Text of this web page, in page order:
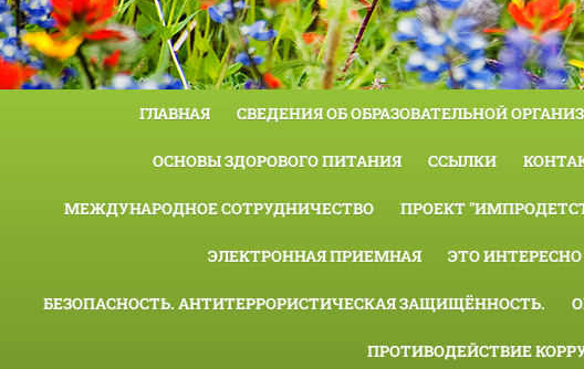
ГЛАВНАЯ СВЕДЕНИЯ ОБ ОБРАЗОВАТЕЛЬНОЙ
ОСНОВЫ ЗДОРОВОГО ПИТАНИЯ ССЫЛКИ
МЕЖДУНАРОДНОЕ СОТРУДНИЧЕСТВО ПРОЕКТ
ЭЛЕКТРОННАЯ ПРИЕМНАЯ ЭТО ИНТЕРЕСНО
БЕЗОПАСНОСТЬ. АНТИТЕРРОРИСТИЧЕСКАЯ ЗАЩИЩЁННОСТЬ.
ПРОТИВОДЕЙСТВИЕ